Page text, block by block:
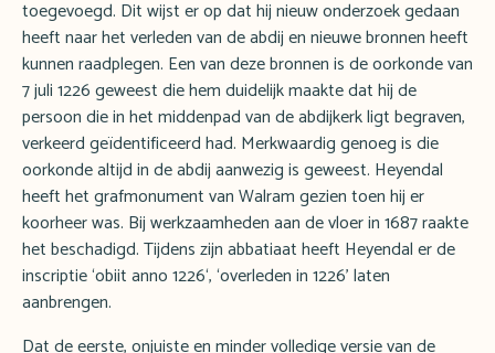
toegevoegd. Dit wijst er op dat hij nieuw onderzoek gedaan
heeft naar het verleden van de abdij en nieuwe bronnen heeft
kunnen raadplegen. Een van deze bronnen is de oorkonde van
7 juli 1226 geweest die hem duidelijk maakte dat hij de
persoon die in het middenpad van de abdijkerk ligt begraven,
verkeerd geïdentificeerd had. Merkwaardig genoeg is die
oorkonde altijd in de abdij aanwezig is geweest. Heyendal
heeft het grafmonument van Walram gezien toen hij er
koorheer was. Bij werkzaamheden aan de vloer in 1687 raakte
het beschadigd. Tijdens zijn abbatiaat heeft Heyendal er de
inscriptie ‘obiit anno 1226‘, ‘overleden in 1226’ laten
aanbrengen.
Dat de eerste, onjuiste en minder volledige versie van de